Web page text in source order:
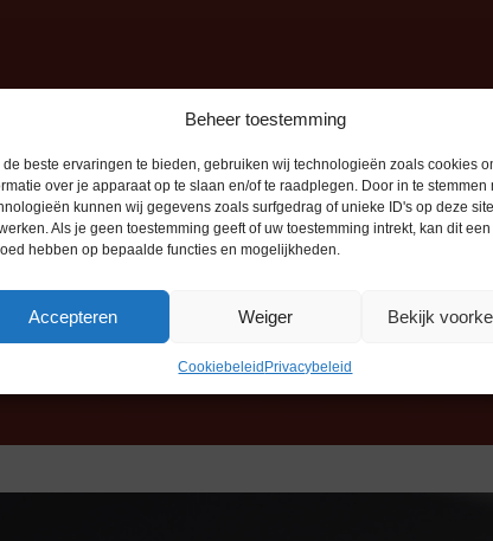
Beheer toestemming
de beste ervaringen te bieden, gebruiken wij technologieën zoals cookies
over je apparaat op te slaan en/of te raadplegen. Door in te stemmen
kunnen wij gegevens zoals surfgedrag of unieke ID's op deze site
Als je geen toestemming geeft of uw toestemming intrekt, kan dit
hebben op bepaalde functies en mogelijkheden.
Accepteren Weiger Bekijk
Cookiebeleid Privacybeleid